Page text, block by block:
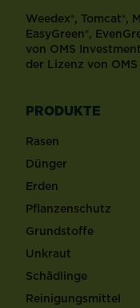
Weedex®, Tomcat®,
EasyGreen®,
von OMS
der Lizenz von
PRODUKTE
Rasen
Dünger
Erden
Pflanzenschutz
Grundstoffe
Unkraut
Schädlinge
Reinigungsmittel